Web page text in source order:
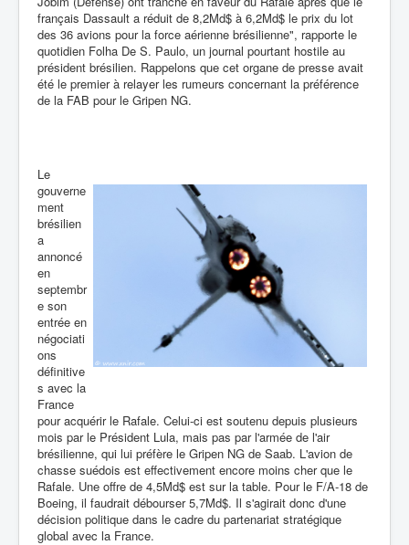
français Dassault a réduit de 8,2Md$ à 6,2Md$ le prix du lot
des 36 avions pour la force aérienne brésilienne", rapporte le
quotidien Folha De S. Paulo, un journal pourtant hostile au
président brésilien. Rappelons que cet organe de presse avait
été le premier à relayer les rumeurs concernant la préférence
de la FAB pour le Gripen NG.
Le
gouverne
ment
brésilien
a
annoncé
en
septembr
e son
entrée en
négociati
ons
définitive
s avec la
France
pour acquérir le Rafale. Celui-ci est soutenu depuis plusieurs
mois par le Président Lula, mais pas par l'armée de l'air
brésilienne, qui lui préfère le Gripen NG de Saab. L'avion de
chasse suédois est effectivement encore moins cher que le
Rafale. Une offre de 4,5Md$ est sur la table. Pour le F/A-18 de
Boeing, il faudrait débourser 5,7Md$. Il s'agirait donc d'une
décision politique dans le cadre du partenariat stratégique
global avec la France.